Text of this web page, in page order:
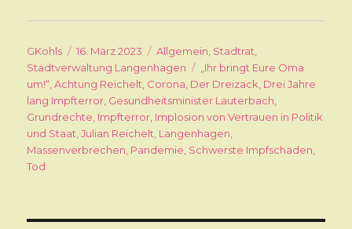
Autor
GKohls
Veröffentlicht
am
16. März 2023 Kategorien
Allgemein, Stadtrat,
Stadtverwaltung Langenhagen
Schlagwörter
„Ihr bringt Eure Oma
um!“,Achtung Reichelt, Corona, Der Dreizack, Drei Jahre
lang Impfterror, Gesundheitsminister Lauterbach,
Grundrechte, Impfterror, Implosion von Vertrauen in Politik
und Staat,Julian Reichelt, Langenhagen,
Massenverbrechen, Pandemie, Schwerste Impfschäden,
Tod